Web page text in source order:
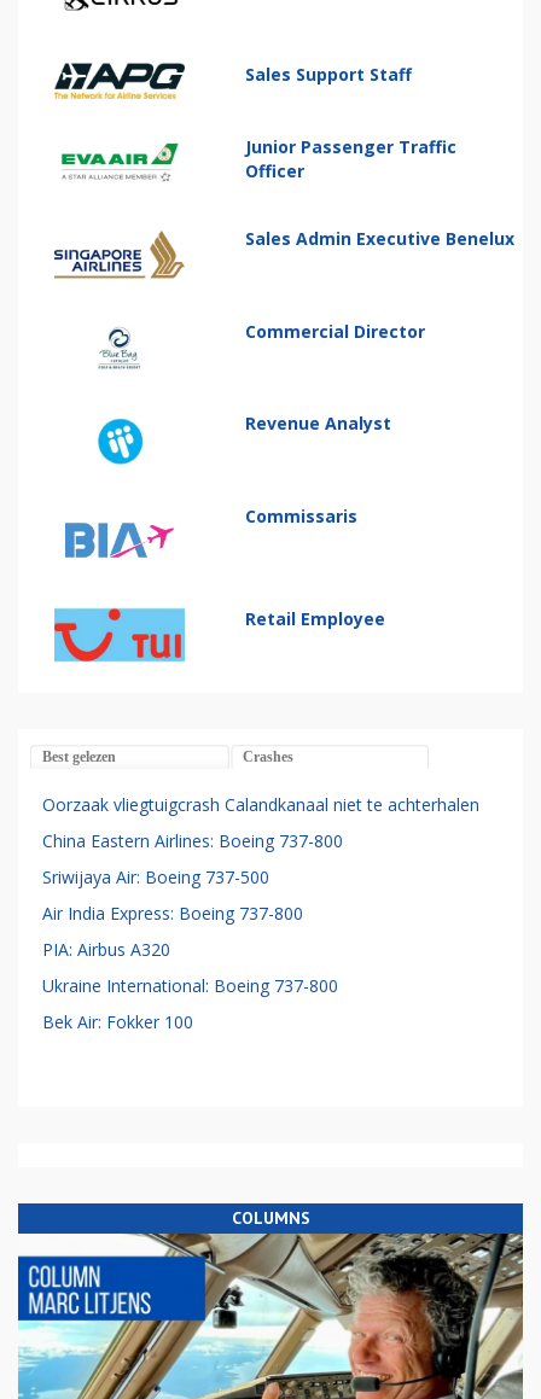
Sales Support Staff
Junior Passenger Traffic
Officer
Sales Admin Executive Benelux
Commercial Director
Revenue Analyst
Commissaris
Retail Employee
Best gelezen Crashes
Oorzaak vliegtuigcrash Calandkanaal niet te achterhalen
China Eastern Airlines: Boeing 737-800
Sriwijaya Air: Boeing 737-500
Air India Express: Boeing 737-800
PIA: Airbus A320
Ukraine International: Boeing 737-800
Bek Air: Fokker 100
COLUMNS